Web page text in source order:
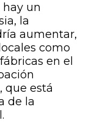
hay un
la
aumentar,
como
en el
que está
de la